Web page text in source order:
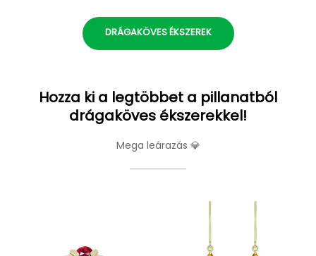
DRÁGAKÖVES ÉKSZEREK
Hozza ki a legtöbbet a pillanatból
drágaköves ékszerekkel!
Mega leárazás 💎